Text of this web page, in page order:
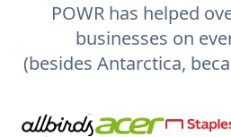
POWR has helped
businesses on
(besides Antarctica,